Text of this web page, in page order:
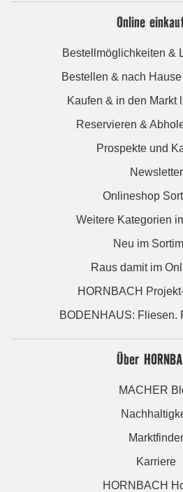
Online
Bestellmöglichkeiten &
Bestellen & nach
Kaufen & in den Markt
Reservieren &
Prospekte und
Newsletter
Onlineshop
Weitere Kategorien
Neu im
Raus damit im
HORNBACH
BODENHAUS: Fliesen.
Über
MACHER
Marktfinder
Karriere
HORNBACH